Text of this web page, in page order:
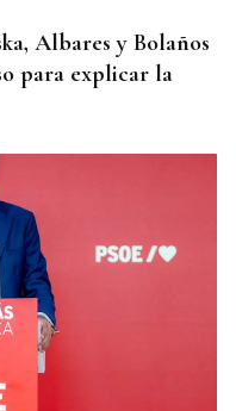
Albares y Bolaños
para explicar la